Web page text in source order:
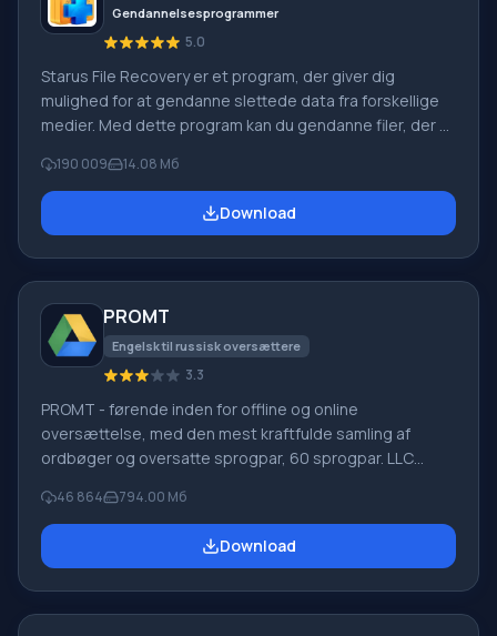
Gendannelsesprogrammer
5.0
Starus File Recovery er et program, der giver dig
mulighed for at gendanne slettede data fra forskellige
medier. Med dette program kan du gendanne filer, der er
slettet uden om papirkurven, skjult af ondsindet
software, mistet på grund af softwarefejl, fuldstændig
tømning af papirkurven, formatering eller sletning af
190 009 14.08 Мб
Download
PROMT
Engelsk til russisk oversættere
3.3
PROMT - førende inden for offline og online
oversættelse, med den mest kraftfulde samling af
ordbøger og oversatte sprogpar, 60 sprogpar. LLC
oversættelsessystemer til private brugere og
virksomheder. PROMT-software giver oversættelse af
enhver tekst ved hjælp af indbyggede ordbøger,
46 864 794.00 Мб
Download